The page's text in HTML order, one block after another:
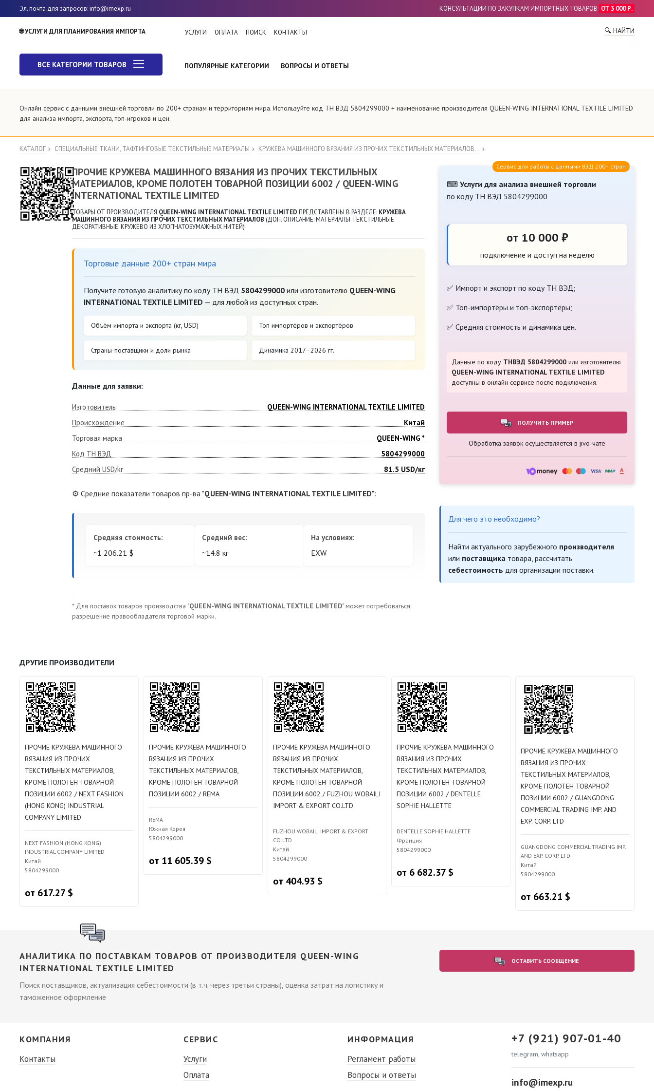
Эл. почта для запросов: info@imexp.ru КОНСУЛЬТАЦИИ ПО ЗАКУПКАМ ИМПОРТНЫХ ТОВАРОВ ОТ 3 000 Р.
🌐 УСЛУГИ ДЛЯ ПЛАНИРОВАНИЯ ИМПОРТА УСЛУГИ ОПЛАТА ПОИСК КОНТАКТЫ 🔍 НАЙТИ
ВСЕ КАТЕГОРИИ ТОВАРОВ ПОПУЛЯРНЫЕ КАТЕГОРИИ ВОПРОСЫ И ОТВЕТЫ
Онлайн сервис с данными внешней торговли по 200+ странам и территориям мира. Используйте код ТН ВЭД 5804299000 + наименование производителя QUEEN-WING INTERNATIONAL TEXTILE LIMITED
для анализа импорта, экспорта, топ-игроков и цен.
КАТАЛОГ СПЕЦИАЛЬНЫЕ ТКАНИ, ТАФТИНГОВЫЕ ТЕКСТИЛЬНЫЕ МАТЕРИАЛЫ КРУЖЕВА МАШИННОГО ВЯЗАНИЯ ИЗ ПРОЧИХ ТЕКСТИЛЬНЫХ МАТЕРИАЛОВ...
ПРОЧИЕ КРУЖЕВА МАШИННОГО ВЯЗАНИЯ ИЗ ПРОЧИХ ТЕКСТИЛЬНЫХ
МАТЕРИАЛОВ, КРОМЕ ПОЛОТЕН ТОВАРНОЙ ПОЗИЦИИ 6002 / QUEEN-WING
INTERNATIONAL TEXTILE LIMITED
ТОВАРЫ ОТ ПРОИЗВОДИТЕЛЯ QUEEN-WING INTERNATIONAL TEXTILE LIMITED ПРЕДСТАВЛЕНЫ В РАЗДЕЛЕ: КРУЖЕВА
МАШИННОГО ВЯЗАНИЯ ИЗ ПРОЧИХ ТЕКСТИЛЬНЫХ МАТЕРИАЛОВ (ДОП. ОПИСАНИЕ: МАТЕРИАЛЫ ТЕКСТИЛЬНЫЕ
ДЕКОРАТИВНЫЕ: КРУЖЕВО ИЗ ХЛОПЧАТОБУМАЖНЫХ НИТЕЙ)
Торговые данные 200+ стран мира
Получите готовую аналитику по коду ТН ВЭД 5804299000или изготовителю QUEEN-WING
INTERNATIONAL TEXTILE LIMITED — для любой из доступных стран.
Объём импорта и экспорта (кг, USD) Топ импортёров и экспортёров
Страны-поставщики и доли рынка Динамика 2017–2026 гг.
Данные для заявки:
Изготовитель
QUEEN-WING INTERNATIONAL TEXTILE LIMITED
Происхождение
Китай
Торговая марка
QUEEN-WING *
Код ТН ВЭД
5804299000
Средний USD/кг
81.5 USD/кг
⚙️ Средние показатели товаров пр-ва "QUEEN-WING INTERNATIONAL TEXTILE LIMITED":
Средняя стоимость:
~1 206.21 $
Средний вес:
~14.8 кг
На условиях:
EXW
* Для поставок товаров производства "QUEEN-WING INTERNATIONAL TEXTILE LIMITED" может потребоваться
разрешение правообладателя торговой марки.
⌨ Услуги для анализа внешней торговли
по коду ТН ВЭД 5804299000
Сервис для работы с данными ВЭД 200+ стран
от 10 000 ₽
подключение и доступ на неделю
✅ Импорт и экспорт по коду ТН ВЭД;
✅ Топ-импортёры и топ-экспортёры;
✅ Средняя стоимость и динамика цен.
Данные по коду ТНВЭД 5804299000или изготовителю
QUEEN-WING INTERNATIONAL TEXTILE LIMITED
доступны в онлайн сервисе после подключения.
ПОЛУЧИТЬ ПРИМЕР
Обработка заявок осуществляется в jivo-чате
Для чего это необходимо?
Найти актуального зарубежного производителя
или поставщикатовара, рассчитать
себестоимость для организации поставки.
ДРУГИЕ ПРОИЗВОДИТЕЛИ
ПРОЧИЕ КРУЖЕВА МАШИННОГО
ВЯЗАНИЯ ИЗ ПРОЧИХ
ТЕКСТИЛЬНЫХ МАТЕРИАЛОВ,
КРОМЕ ПОЛОТЕН ТОВАРНОЙ
ПОЗИЦИИ 6002 / NEXT FASHION
(HONG KONG) INDUSTRIAL
COMPANY LIMITED
NEXT FASHION (HONG KONG)
INDUSTRIAL COMPANY LIMITED
Китай
5804299000
от 617.27 $
ПРОЧИЕ КРУЖЕВА МАШИННОГО
ВЯЗАНИЯ ИЗ ПРОЧИХ
ТЕКСТИЛЬНЫХ МАТЕРИАЛОВ,
КРОМЕ ПОЛОТЕН ТОВАРНОЙ
ПОЗИЦИИ 6002 / REMA
REMA
Южная Корея
5804299000
от 11 605.39 $
ПРОЧИЕ КРУЖЕВА МАШИННОГО
ВЯЗАНИЯ ИЗ ПРОЧИХ
ТЕКСТИЛЬНЫХ МАТЕРИАЛОВ,
КРОМЕ ПОЛОТЕН ТОВАРНОЙ
ПОЗИЦИИ 6002 / FUZHOU WOBAILI
IMPORT & EXPORT CO.LTD
FUZHOU WOBAILI IMPORT & EXPORT
CO.LTD
Китай
5804299000
от 404.93 $
ПРОЧИЕ КРУЖЕВА МАШИННОГО
ВЯЗАНИЯ ИЗ ПРОЧИХ
ТЕКСТИЛЬНЫХ МАТЕРИАЛОВ,
КРОМЕ ПОЛОТЕН ТОВАРНОЙ
ПОЗИЦИИ 6002 / DENTELLE
SOPHIE HALLETTE
DENTELLE SOPHIE HALLETTE
Франция
5804299000
от 6 682.37 $
ПРОЧИЕ КРУЖЕВА МАШИННОГО
ВЯЗАНИЯ ИЗ ПРОЧИХ
ТЕКСТИЛЬНЫХ МАТЕРИАЛОВ,
КРОМЕ ПОЛОТЕН ТОВАРНОЙ
ПОЗИЦИИ 6002 / GUANGDONG
COMMERCIAL TRADING IMP. AND
EXP. CORP. LTD
GUANGDONG COMMERCIAL TRADING IMP.
AND EXP. CORP. LTD
Китай
5804299000
от 663.21 $
АНАЛИТИКА ПО ПОСТАВКАМ ТОВАРОВ ОТ ПРОИЗВОДИТЕЛЯ QUEEN-WING
INTERNATIONAL TEXTILE LIMITED
Поиск поставщиков, актуализация себестоимости (в т.ч. через третьи страны), оценка затрат на логистику и
таможенное оформление
ОСТАВИТЬ СООБЩЕНИЕ
КОМПАНИЯ
Контакты
СЕРВИС
Услуги
Оплата
ИНФОРМАЦИЯ
Регламент работы
Вопросы и ответы
+7 (921) 907-01-40
telegram, whatsapp
info@imexp.ru